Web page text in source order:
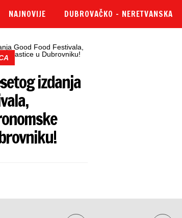
NAJNOVIJE DUBROVAČKO – NERETVANSKA
izdanja